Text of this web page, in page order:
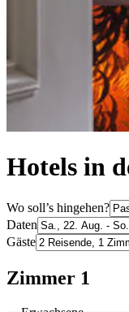
Hotels in
Wo soll’s hingehen?
Daten
Gäste
Zimmer 1